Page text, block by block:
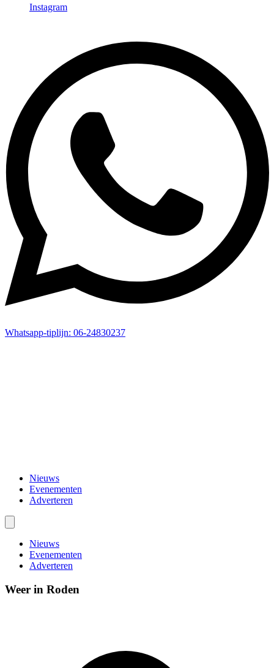
Instagram
Whatsapp-tiplijn: 06-24830237
Nieuws
Evenementen
Adverteren
Nieuws
Evenementen
Adverteren
Weer in Roden